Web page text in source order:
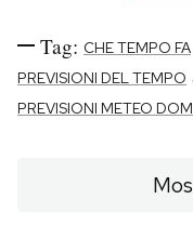
Tag: CHE TEMPO FA
PREVISIONI DEL TEMPO
PREVISIONI METEO